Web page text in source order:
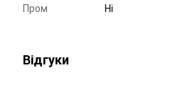
Пром Ні
Відгуки